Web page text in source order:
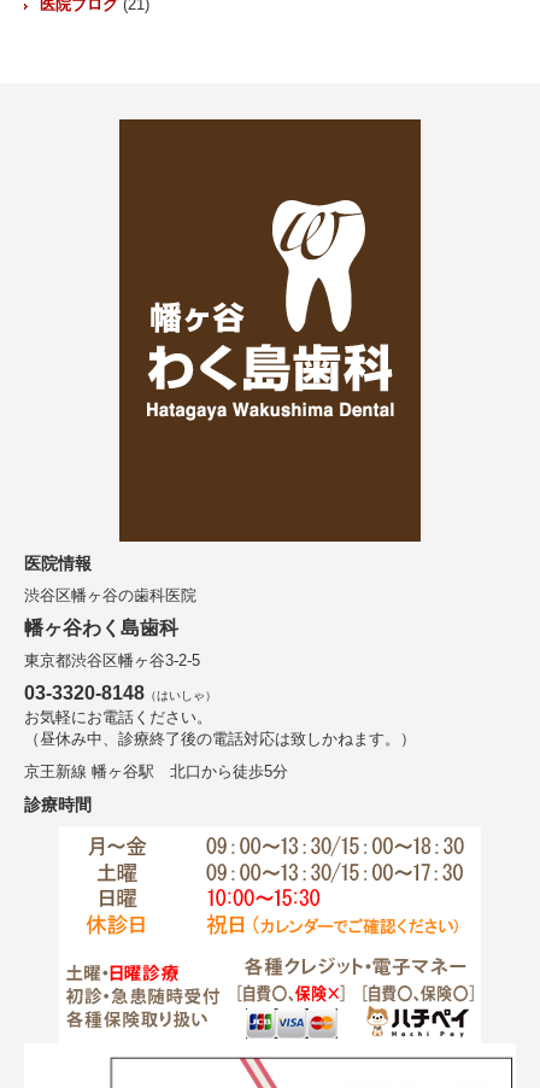
医院ブログ(21)
医院情報
渋谷区幡ヶ谷の歯科医院
幡ヶ谷わく島歯科
東京都渋谷区幡ヶ谷3-2-5
03-3320-8148 （はいしゃ）
お気軽にお電話ください。
（昼休み中、診療終了後の電話対応は致しかねます。）
京王新線 幡ヶ谷駅 北口から徒歩5分
診療時間